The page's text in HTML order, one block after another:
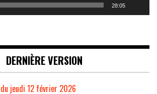
28:05
DERNIÈRE VERSION